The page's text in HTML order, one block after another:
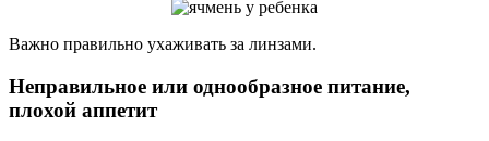
Важно правильно ухаживать за линзами.
Неправильное или однообразное питание,
плохой аппетит